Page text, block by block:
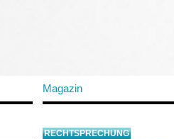
Magazin
RECHTSPRECHUNG